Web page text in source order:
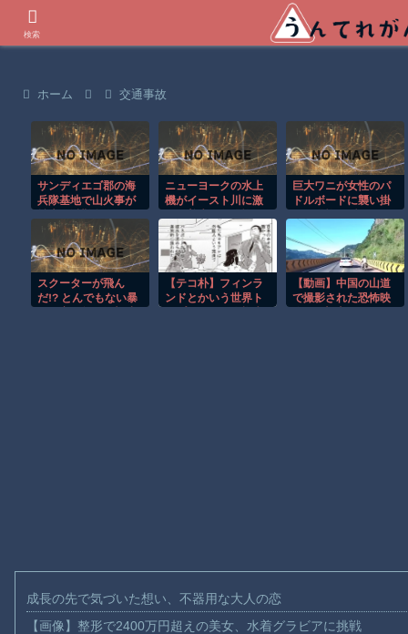
ホーム 交通事故
サンディエゴ郡の海
兵隊基地で山火事が
ニューヨークの水上
機がイースト川に激
瞬間！！
巨大ワニが女性のパ
ドルボードに襲い掛
スクーターが飛ん
だ!? とんでもない暴
【テコ朴】フィンラ
ンドとかいう世界ト
【動画】中国の山道
で撮影された恐怖映
成長の先で気づいた想い、不器用な大人の恋
【画像】整形で2400万円超えの美女、水着グラビアに挑戦
検索